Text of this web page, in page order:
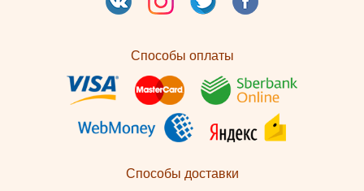
Способы оплаты
Способы доставки